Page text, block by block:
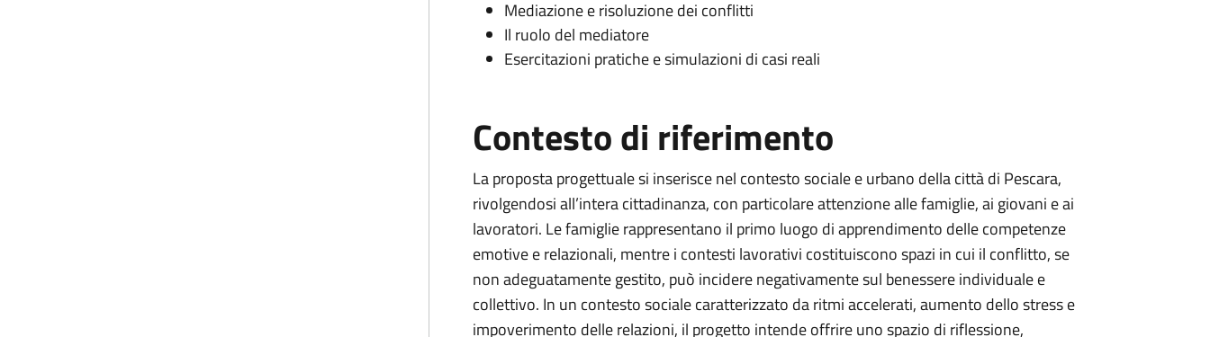
Mediazione e risoluzione dei conflitti
Il ruolo del mediatore
Esercitazioni pratiche e simulazioni di casi reali
Contesto di riferimento
La proposta progettuale si inserisce nel contesto sociale e urbano della città di Pescara,
rivolgendosi all’intera cittadinanza, con particolare attenzione alle famiglie, ai giovani e ai
lavoratori. Le famiglie rappresentano il primo luogo di apprendimento delle competenze
emotive e relazionali, mentre i contesti lavorativi costituiscono spazi in cui il conflitto, se
non adeguatamente gestito, può incidere negativamente sul benessere individuale e
collettivo. In un contesto sociale caratterizzato da ritmi accelerati, aumento dello stress e
impoverimento delle relazioni, il progetto intende offrire uno spazio di riflessione,